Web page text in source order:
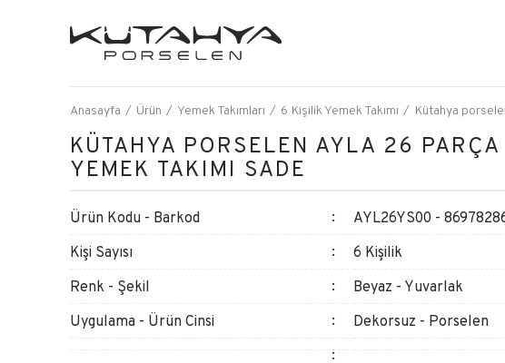
Anasayfa Ürün Yemek Takımları 6 Kişilik Yemek Takımı Kütahya
KÜTAHYA PORSELEN AYLA 26
YEMEK TAKIMI SADE
Ürün Kodu - Barkod
AYL26YS00 -
Kişi Sayısı
6 Kişilik
Renk - Şekil
Beyaz - Yuvarlak
Uygulama - Ürün Cinsi
Dekorsuz - Porselen